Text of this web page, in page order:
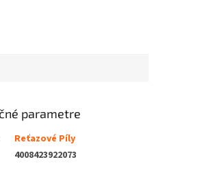
parametre
Reťazové Píly
4008423922073